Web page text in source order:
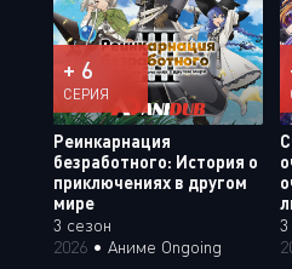
+ 6
СЕРИЯ
Реинкарнация
безработного: История о
приключениях в другом
мире
3 сезон
2026 • Аниме Ongoing
3